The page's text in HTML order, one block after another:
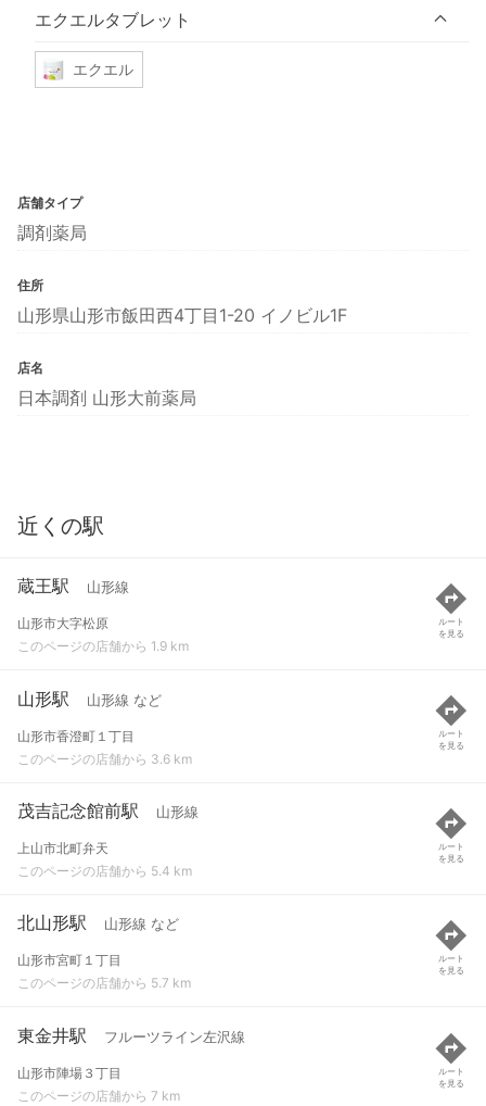
エクエルタブレット
エクエル
店舗タイプ
調剤薬局
住所
山形県山形市飯田西4丁目1-20 イノビル1F
店名
日本調剤 山形大前薬局
近くの駅
蔵王駅 山形線
山形市大字松原
このページの店舗から 1.9 km
ルート
を見る
山形駅 山形線 など
山形市香澄町１丁目
このページの店舗から 3.6 km
ルート
を見る
茂吉記念館前駅 山形線
上山市北町弁天
このページの店舗から 5.4 km
ルート
を見る
北山形駅 山形線 など
山形市宮町１丁目
このページの店舗から 5.7 km
ルート
を見る
東金井駅 フルーツライン左沢線
山形市陣場３丁目
このページの店舗から 7 km
ルート
を見る